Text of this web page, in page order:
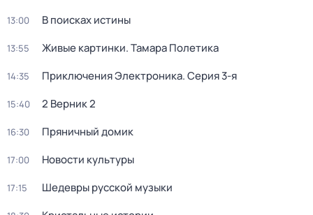
13:00 В поисках истины
13:55 Живые картинки. Тамара Полетика
14:35 Приключения Электроника. Серия 3-я
15:40 2 Верник 2
16:30 Пряничный домик
17:00 Новости культуры
17:15 Шедевры русской музыки